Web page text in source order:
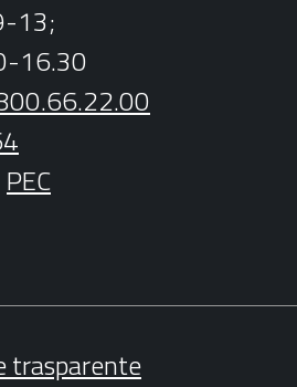
13;
16.30
PEC
trasparente